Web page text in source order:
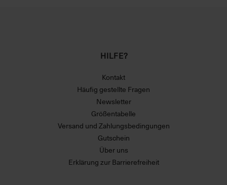
HILFE?
Kontakt
Häufig gestellte Fragen
Newsletter
Größentabelle
Versand und Zahlungsbedingungen
Gutschein
Über uns
Erklärung zur Barrierefreiheit